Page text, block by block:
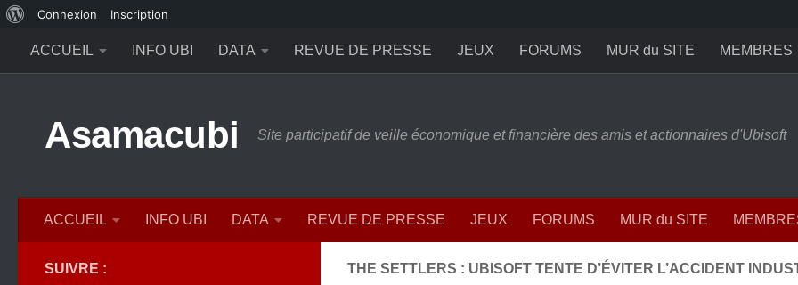
propos
de
Connexion Inscription
ACCUEIL
INFO UBI DATA REVUE DE PRESSE JEUX FORUMS MUR du SITE MEMBRES
Asamacubi Site participatif de veille économique et financière des amis et actionnaires d'Ubisoft
ACCUEIL INFO UBI DATA REVUE DE PRESSE JEUX FORUMS MUR du SITE
THE SETTLERS : UBISOFT TENTE D’ÉVITER L’ACCIDENT
SUIVRE :